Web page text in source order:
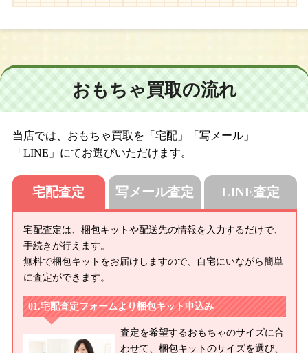
おもちゃ買取の流れ
当店では、おもちゃ買取を「宅配」「写メール」
「LINE」にてお選びいただけます。
宅配査定
宅配査定は、梱包キットや配送先の情報を入力するだけで、
手続きが行えます。
無料で梱包キットをお届けしますので、自宅にいながら簡単
に査定ができます。
宅配査定フォームより梱包キット申込み
査定を希望するおもちゃのサイズに合
わせて、梱包キットのサイズを選び、
写メール査定 LINE査定